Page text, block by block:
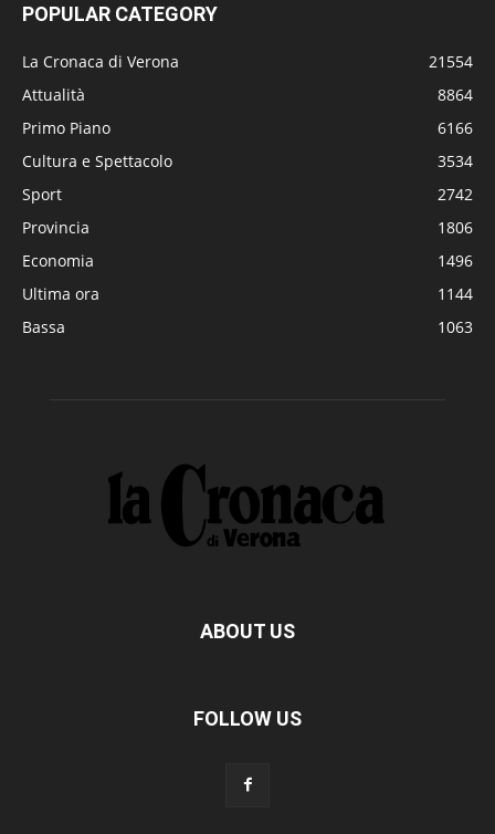
POPULAR CATEGORY
La Cronaca di Verona
21554
Attualità
8864
Primo Piano
6166
Cultura e Spettacolo
3534
Sport
2742
Provincia
1806
Economia
1496
Ultima ora
1144
Bassa
1063
ABOUT US
FOLLOW US